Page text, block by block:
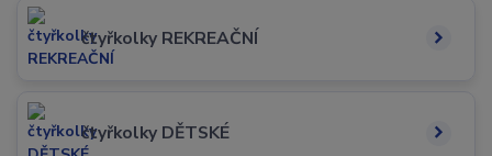
čtyřkolky REKREAČNÍ
čtyřkolky DĚTSKÉ